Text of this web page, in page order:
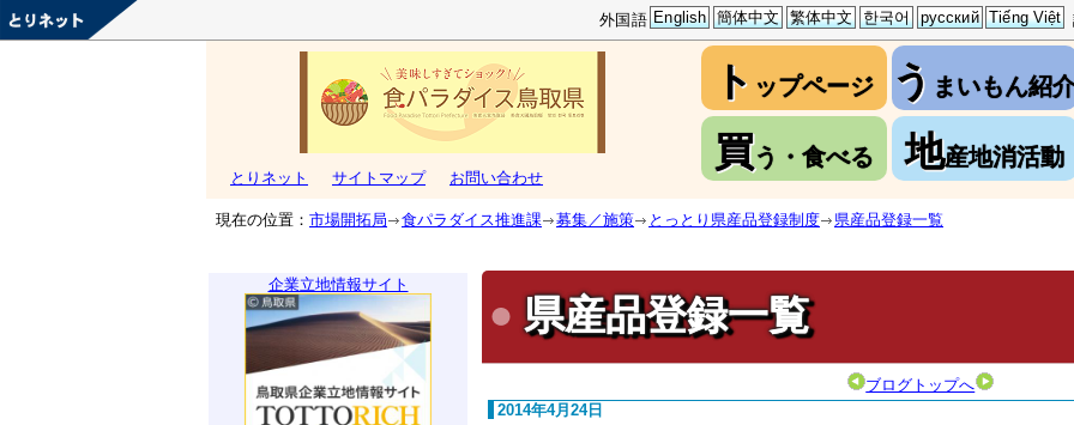
外国語 English 簡体中文 繁体中文 한국어 русский Tiếng Việt
とりネット サイトマップ お問い合わせ
ト ップページ う まいもん紹
買う・食べる 地産地消活動
現在の位置： 市場開拓局 食パラダイス推進課 募集／施策 とっとり県産品登録制度 県産品登録一覧
企業立地情報サイト
県産品登録一覧
ブログトップへ
2014年4月24日